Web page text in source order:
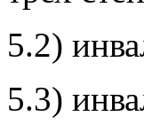
5.2)
5.3)